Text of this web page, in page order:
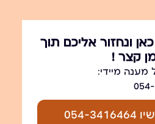
ונחזור אליכם תוך
קצר !
מענה מיידי: